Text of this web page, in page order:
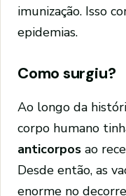
imunização. Isso
epidemias.
Como surgiu?
Ao longo da
corpo humano
anticorpos ao
Desde então, as
enorme no